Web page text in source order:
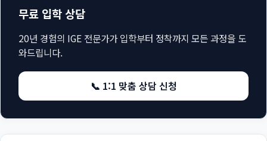
무료 입학 상담
20년 경험의 IGE 전문가가 입학부터 정착까지 모든 과정을 도
와드립니다.
📞 1:1 맞춤 상담 신청